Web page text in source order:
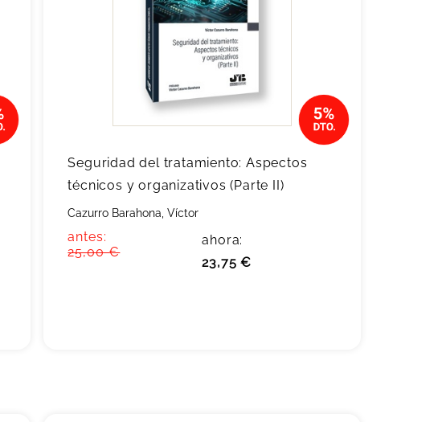
Seguridad del tratamiento: Aspectos
técnicos y organizativos (Parte II)
Cazurro Barahona, Víctor
antes:
25,00 €
ahora:
23,75 €